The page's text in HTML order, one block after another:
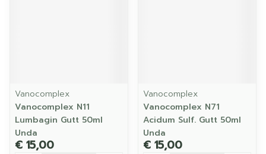
Vanocomplex
Vanocomplex N11
Lumbagin Gutt 50ml
Unda
€ 15,00
Vanocomplex
Vanocomplex N71
Acidum Sulf. Gutt 50ml
Unda
€ 15,00